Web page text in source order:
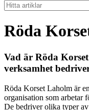
Röda
Vad är Röda
verksamhet
Röda Korset Laholm är
organisation som arbetar
De bedriver olika typer av